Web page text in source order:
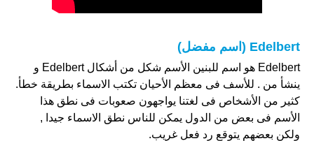
Edelbert (اسم مفضل)
Edelbert هو اسم للبنين الأسم شكل من أشكال Edelbert و
ينشأ من . للأسف فى معظم الأحيان تكتب الاسماء بطريقة خطأ.
كثير من الأشخاص فى لغتنا يواجهون صعوبات فى نطق هذا
الأسم فى بعض من الدول يمكن للناس نطق الاسماء جيدا ,
ولكن بعضهم يتوقع رد فعل غريب.